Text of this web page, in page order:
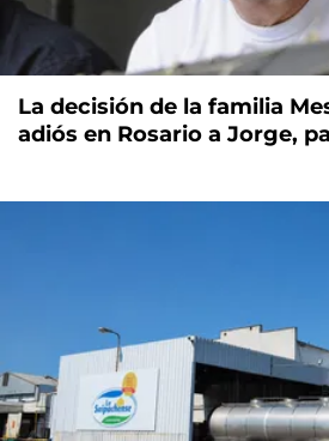
La decisión de la familia
adiós en Rosario a Jorge,